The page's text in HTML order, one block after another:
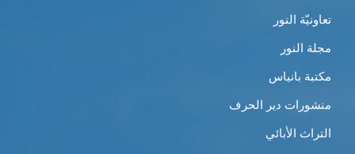
تعاونيّة النور
مجلة النور
مكتبة بانياس
منشورات دير الحرف
التراث الأبائي